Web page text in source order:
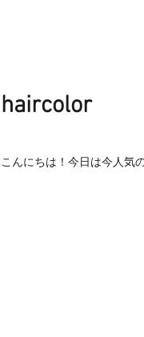
haircolor
こんにちは！今日は今人気